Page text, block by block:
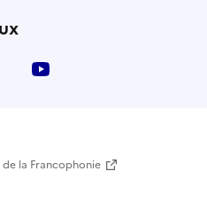
Instagram
la Francophonie